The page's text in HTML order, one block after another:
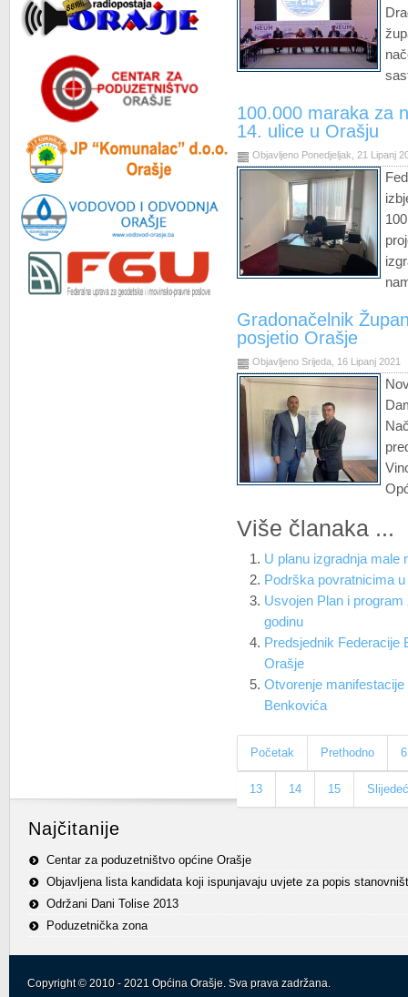
100.000 maraka za
14. ulice u Orašju
Objavljeno Ponedjeljak, 21 Lipanj
Gradonačelnik
posjetio Orašje
Objavljeno Srijeda, 16 Lipanj 2021
Više članaka ...
U planu izgradnja male
Podrška povratnicima
Usvojen Plan i
godinu
Predsjednik Federacije
Orašje
Otvorenje
Benkovića
Početak Prethodno 6
13 14 15
Najčitanije
Centar za poduzetništvo općine Orašje
Objavljena lista kandidata koji ispunjavaju uvjete za popis
Održani Dani Tolise 2013
Poduzetnička zona
Copyright © 2010 - 2021 Općina Orašje. Sva prava zadržana.